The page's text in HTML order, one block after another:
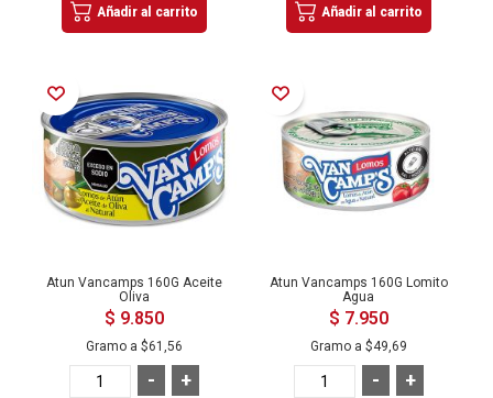
Añadir al carrito Añadir al carrito
Añadir a la Lista de Deseos
Atun Vancamps 160G Aceite
Oliva
$ 9.850
Gramo a $61,56
+
-
Añadir a la Lista de Deseos
Atun Vancamps 160G Lomito
Agua
$ 7.950
Gramo a $49,69
+
-